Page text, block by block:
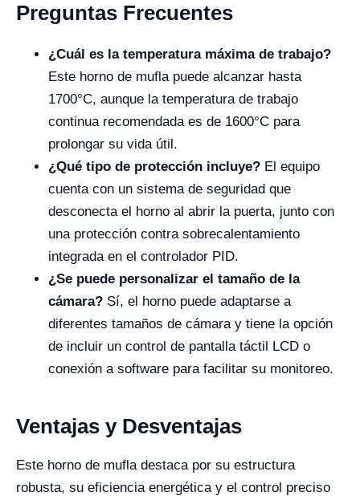
Preguntas Frecuentes
¿Cuál es la temperatura máxima de trabajo?
Este horno de mufla puede alcanzar hasta
1700°C, aunque la temperatura de trabajo
continua recomendada es de 1600°C para
prolongar su vida útil.
¿Qué tipo de protección incluye? El equipo
cuenta con un sistema de seguridad que
desconecta el horno al abrir la puerta, junto con
una protección contra sobrecalentamiento
integrada en el controlador PID.
¿Se puede personalizar el tamaño de la
cámara? Sí, el horno puede adaptarse a
diferentes tamaños de cámara y tiene la opción
de incluir un control de pantalla táctil LCD o
conexión a software para facilitar su monitoreo.
Ventajas y Desventajas
Este horno de mufla destaca por su estructura
robusta, su eficiencia energética y el control preciso